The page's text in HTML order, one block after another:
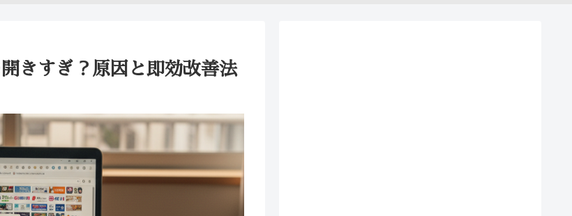
きすぎ？原因と即効改善法